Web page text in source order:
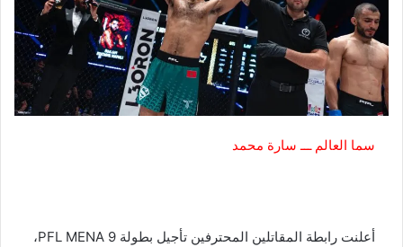
سما العالم ـــ سارة محمد
أعلنت رابطة المقاتلين المحترفين تأجيل بطولة PFL MENA 9،